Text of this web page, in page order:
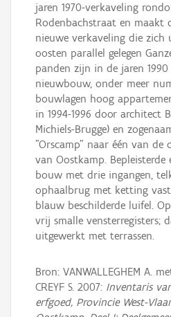
jaren 1970-verkaveling
Rodenbachstraat en maakt
nieuwe verkaveling die
oosten parallel gelegen
panden zijn in de jaren
nieuwbouw, onder meer
bouwlagen hoog
in 1994-1996 door architect
Michiels-Brugge) en
"Orscamp" naar één van de
van Oostkamp.
bouw met drie ingangen,
ophaalbrug met ketting
blauw beschilderde luifel.
vrij smalle vensterregisters;
uitgewerkt met terrassen.
Bron: VANWALLEGHEM A.
CREYF S. 2007: Inventaris
erfgoed, Provincie West-